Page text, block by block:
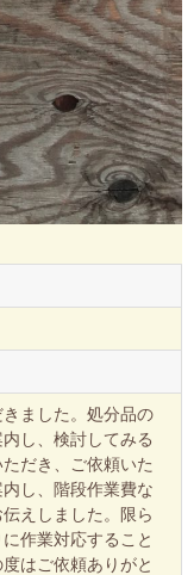
ました。処分品の
し、検討してみる
だき、ご依頼いた
し、階段作業費な
えしました。限ら
作業対応すること
はご依頼ありがと